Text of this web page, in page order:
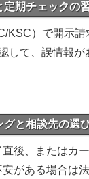
期チェックの
KSC）で開示請
して、誤情報が
グと相談先の選
後、またはカ
がある場合は